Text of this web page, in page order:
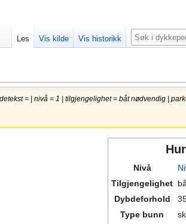
= | nivå = 1 | tilgjengelighet = båt nødvendig |
Nivå
Tilgjengelighet
Dybdeforhold
Type bunn
Les Vis kilde Vis historikk Søk